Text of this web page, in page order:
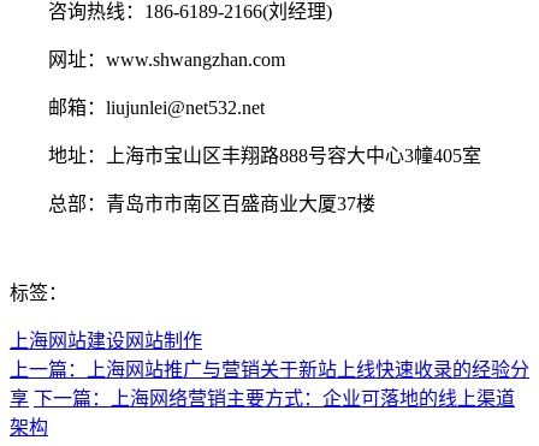
咨询热线：186-6189-2166(刘经理)
网址：www.shwangzhan.com
邮箱：liujunlei@net532.net
地址：上海市宝山区丰翔路888号容大中心3幢405室
总部：青岛市市南区百盛商业大厦37楼
标签：
上海网站建设网站制作
上一篇：上海网站推广与营销关于新站上线快速收录的经验分
享 下一篇：上海网络营销主要方式：企业可落地的线上渠道
架构